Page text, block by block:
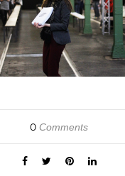
0 Comments